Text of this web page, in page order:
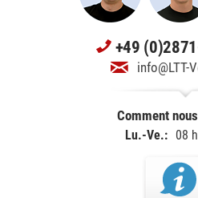
+49
info@LTT-
Comment
Lu.-Ve.: 08